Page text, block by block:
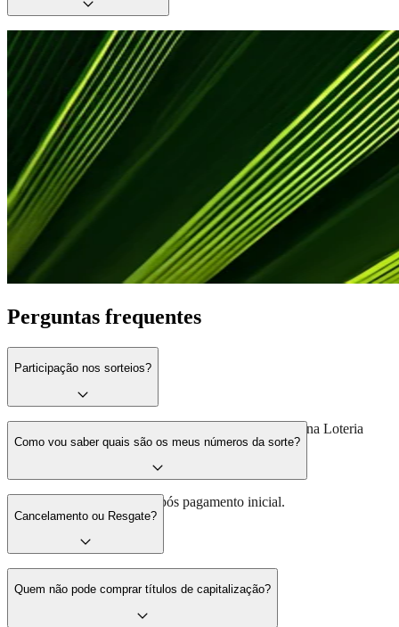
Converse com a Central de Relacionamento de Capitalização - CRC
da ICATU 0800 282 0662
Perguntas frequentes
Participação nos sorteios?
Cada título receberá 1 (um) número da sorte baseado na Loteria
Federal do Brasil.
Como vou saber quais são os meus números da sorte?
Fornecidos no certificado após pagamento inicial.
Cancelamento ou Resgate?
Contate ICATU SEGUROS: 0800 282 0662.
Quem não pode comprar títulos de capitalização?